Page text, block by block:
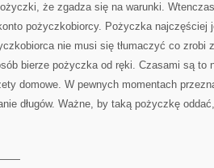
że zgadza się na warunki.
pożyczkobiorcy. Pożyczka najczęściej
nie musi się tłumaczyć co zrobi
bierze pożyczka od ręki. Czasami są to
domowe. W pewnych momentach
długów. Ważne, by taką pożyczkę